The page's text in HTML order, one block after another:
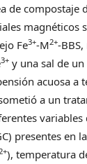
de compostaje
magnéticos
Fe3+-M2+-
3+ y una sal de
acuosa a
a un
presentes en
), temperatura